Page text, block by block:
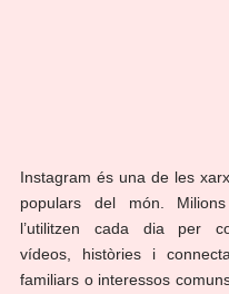
Instagram és una de les
populars del món.
l’utilitzen cada dia per
vídeos, històries i
familiars o interessos